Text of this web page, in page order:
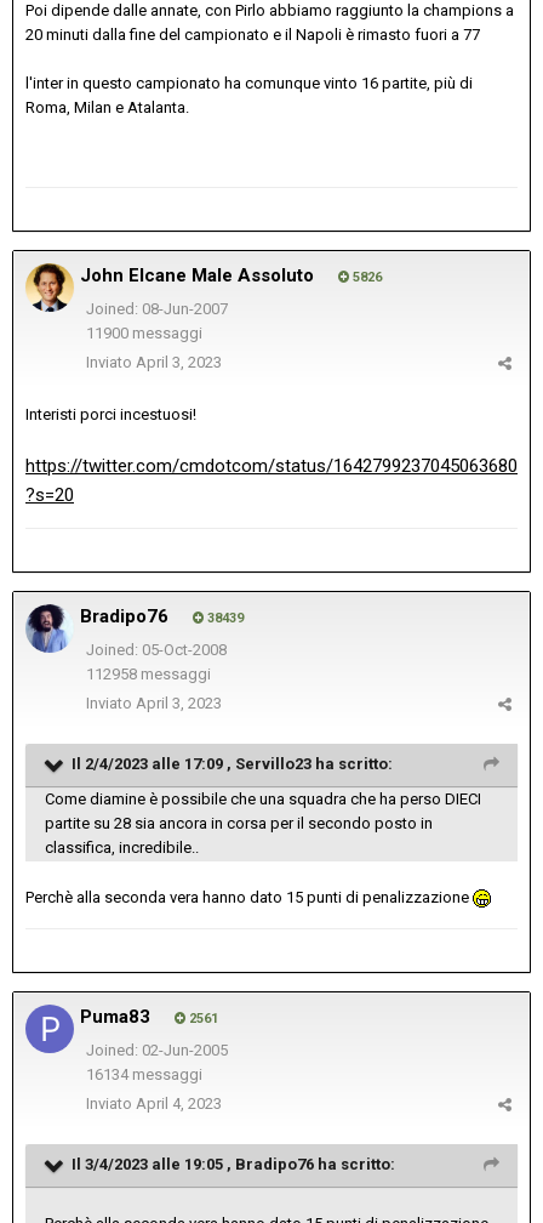
Poi dipende dalle annate, con Pirlo abbiamo raggiunto la champions a
20 minuti dalla fine del campionato e il Napoli è rimasto fuori a 77
l'inter in questo campionato ha comunque vinto 16 partite, più di
Roma, Milan e Atalanta.
John Elcane Male Assoluto 5826
Joined: 08-Jun-2007
11900 messaggi
Inviato April 3, 2023
Interisti porci incestuosi!
https://twitter.com/cmdotcom/status/1642799237045063680
?s=20
Bradipo76 38439
Joined: 05-Oct-2008
112958 messaggi
Inviato April 3, 2023
Il 2/4/2023 alle 17:09 , Servillo23 ha scritto:
Come diamine è possibile che una squadra che ha perso DIECI
partite su 28 sia ancora in corsa per il secondo posto in
classifica, incredibile..
Perchè alla seconda vera hanno dato 15 punti di penalizzazione
Puma83 2561
Joined: 02-Jun-2005
16134 messaggi
Inviato April 4, 2023
Il 3/4/2023 alle 19:05 , Bradipo76 ha scritto: